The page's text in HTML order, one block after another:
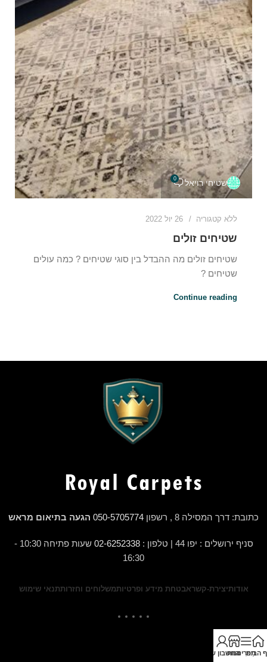
שטיחי רויאל 0
ללא קטגוריה 26 יול 2022
שטיחים זולים
שטיחים זולים מה ההבדל בין סוגי שטיחים ? כמה עולים
שטיחים ?
Continue reading
כתובת: דרך המסילה 8 , רשפון 050-5705774 הגעה בתיאום מראש
סניף ירושלים : יפו 44 | טלפון : 02-6252338
שעות פתיחה 10:30 -
16:30
אודותיצירת-קשראבטחת מידע ופרטיותמשלוחים וחזרותתנאי שימוש
הבית
תַפרִיטחנות
החשבון שלי